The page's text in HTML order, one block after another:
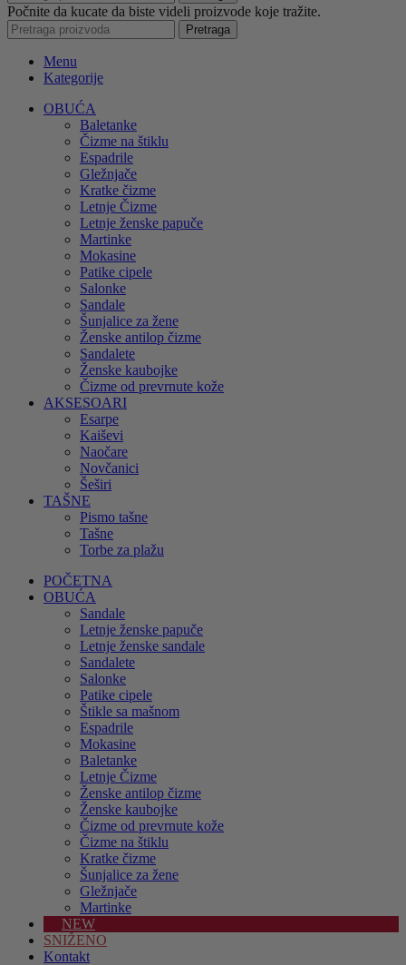
Počnite da kucate da biste videli proizvode koje tražite.
Pretraga
Menu
Kategorije
OBUĆA
Baletanke
Čizme na štiklu
Espadrile
Gležnjače
Kratke čizme
Letnje Čizme
Letnje ženske papuče
Martinke
Mokasine
Patike cipele
Salonke
Sandale
Šunjalice za žene
Ženske antilop čizme
Sandalete
Ženske kaubojke
Čizme od prevrnute kože
AKSESOARI
Esarpe
Kaiševi
Naočare
Novčanici
Šeširi
TAŠNE
Pismo tašne
Tašne
Torbe za plažu
POČETNA
OBUĆA
Sandale
Letnje ženske papuče
Letnje ženske sandale
Sandalete
Salonke
Patike cipele
Štikle sa mašnom
Espadrile
Mokasine
Baletanke
Letnje Čizme
Ženske antilop čizme
Ženske kaubojke
Čizme od prevrnute kože
Čizme na štiklu
Kratke čizme
Šunjalice za žene
Gležnjače
Martinke
NEW
SNIŽENO
Kontakt